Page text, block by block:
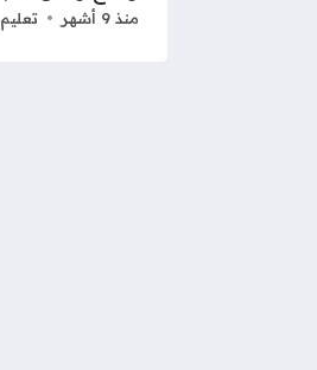
منذ 9 أشهر تعليم